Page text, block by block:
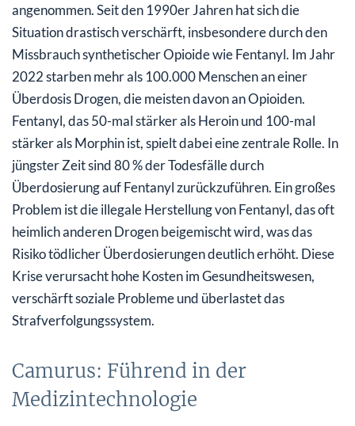
Fazit
angenommen. Seit den 1990er Jahren hat sich die
Situation drastisch verschärft, insbesondere durch den
Missbrauch synthetischer Opioide wie Fentanyl. Im Jahr
2022 starben mehr als 100.000 Menschen an einer
Überdosis Drogen, die meisten davon an Opioiden.
Fentanyl, das 50-mal stärker als Heroin und 100-mal
stärker als Morphin ist, spielt dabei eine zentrale Rolle. In
jüngster Zeit sind 80 % der Todesfälle durch
Überdosierung auf Fentanyl zurückzuführen. Ein großes
Problem ist die illegale Herstellung von Fentanyl, das oft
heimlich anderen Drogen beigemischt wird, was das
Risiko tödlicher Überdosierungen deutlich erhöht. Diese
Krise verursacht hohe Kosten im Gesundheitswesen,
verschärft soziale Probleme und überlastet das
Strafverfolgungssystem.
Camurus: Führend in der
Medizintechnologie